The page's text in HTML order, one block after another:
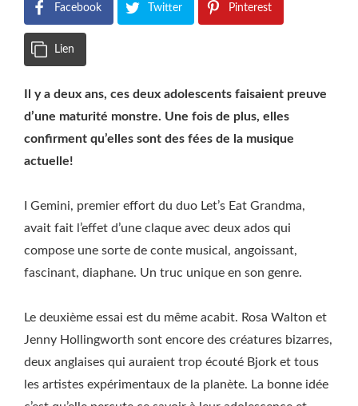
Facebook Twitter Pinterest
Lien
Il y a deux ans, ces deux adolescents faisaient preuve
d’une maturité monstre. Une fois de plus, elles
confirment qu’elles sont des fées de la musique
actuelle!
I Gemini, premier effort du duo Let’s Eat Grandma,
avait fait l’effet d’une claque avec deux ados qui
compose une sorte de conte musical, angoissant,
fascinant, diaphane. Un truc unique en son genre.
Le deuxième essai est du même acabit. Rosa Walton et
Jenny Hollingworth sont encore des créatures bizarres,
deux anglaises qui auraient trop écouté Bjork et tous
les artistes expérimentaux de la planète. La bonne idée